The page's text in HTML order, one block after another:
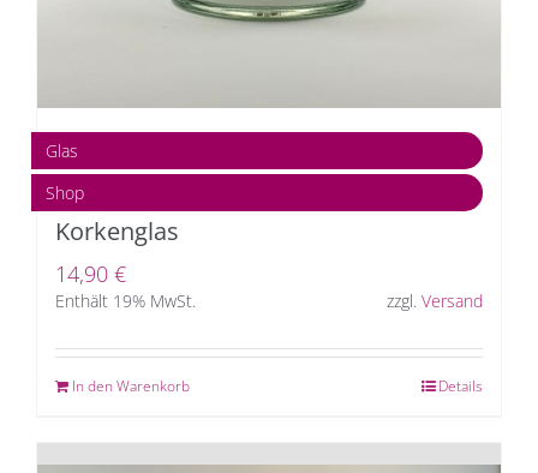
Glas
Shop
Korkenglas
14,90 €
Enthält 19% MwSt. zzgl. Versand
In den Warenkorb Details